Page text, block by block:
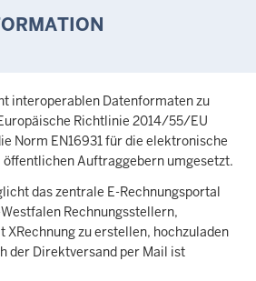
interoperablen Datenformaten zu
Richtlinie 2014/55/EU
Norm EN16931 für die elektronische
öffentlichen Auftraggebern umgesetzt.
das zentrale E-Rechnungsportal
Rechnungsstellern,
XRechnung zu erstellen, hochzuladen
der Direktversand per Mail ist